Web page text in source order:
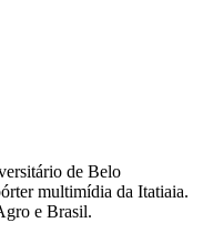
de Belo
multimídia da Itatiaia.
e Brasil.